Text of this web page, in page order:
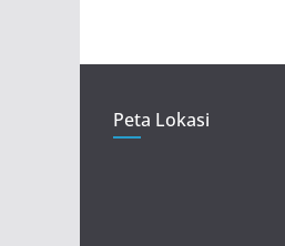
Peta Lokasi